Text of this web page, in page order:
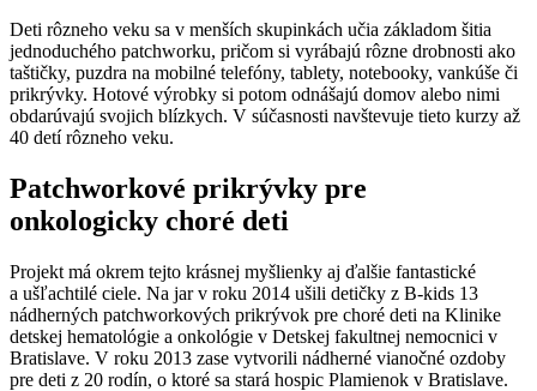
Deti rôzneho veku sa v menších skupinkách učia základom šitia
jednoduchého patchworku, pričom si vyrábajú rôzne drobnosti ako
taštičky, puzdra na mobilné telefóny, tablety, notebooky, vankúše či
prikrývky. Hotové výrobky si potom odnášajú domov alebo nimi
obdarúvajú svojich blízkych. V súčasnosti navštevuje tieto kurzy až
40 detí rôzneho veku.
Patchworkové prikrývky pre
onkologicky choré deti
Projekt má okrem tejto krásnej myšlienky aj ďalšie fantastické
a ušľachtilé ciele. Na jar v roku 2014 ušili detičky z B-kids 13
nádherných patchworkových prikrývok pre choré deti na Klinike
detskej hematológie a onkológie v Detskej fakultnej nemocnici v
Bratislave. V roku 2013 zase vytvorili nádherné vianočné ozdoby
pre deti z 20 rodín, o ktoré sa stará hospic Plamienok v Bratislave.